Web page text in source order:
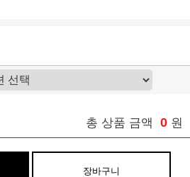
총 상품 금액 0 원
장바구니